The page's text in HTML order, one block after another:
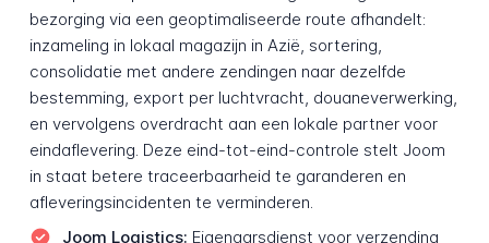
bezorging via een geoptimaliseerde route afhandelt:
inzameling in lokaal magazijn in Azië, sortering,
consolidatie met andere zendingen naar dezelfde
bestemming, export per luchtvracht, douaneverwerking,
en vervolgens overdracht aan een lokale partner voor
eindaflevering. Deze eind-tot-eind-controle stelt Joom
in staat betere traceerbaarheid te garanderen en
afleveringsincidenten te verminderen.
Joom Logistics: Eigenaarsdienst voor verzending